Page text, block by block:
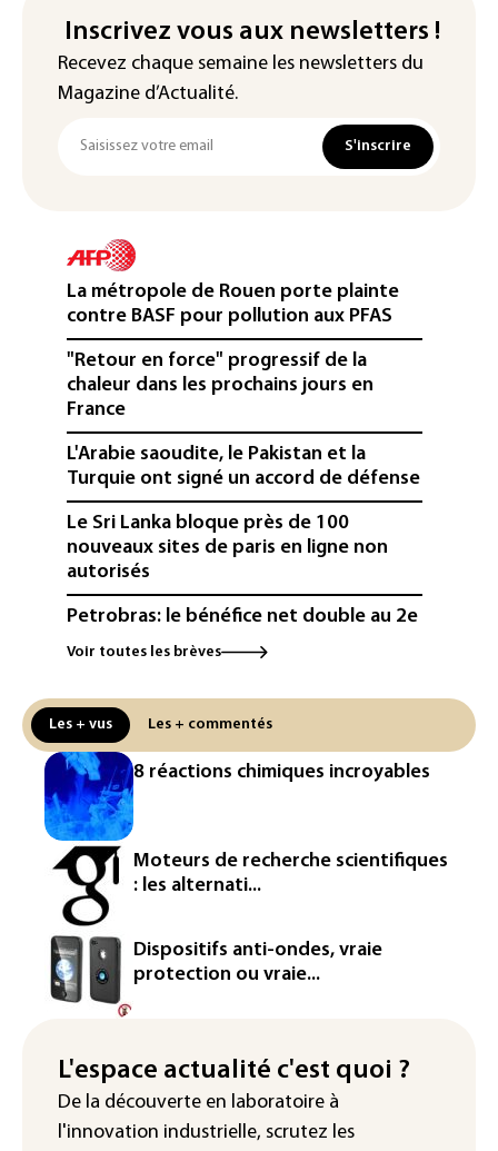
Inscrivez vous aux newsletters !
Recevez chaque semaine les newsletters du
Magazine d’Actualité.
S'inscrire
La métropole de Rouen porte plainte
contre BASF pour pollution aux PFAS
"Retour en force" progressif de la
chaleur dans les prochains jours en
France
L'Arabie saoudite, le Pakistan et la
Turquie ont signé un accord de défense
Le Sri Lanka bloque près de 100
nouveaux sites de paris en ligne non
autorisés
Petrobras: le bénéfice net double au 2e
trimestre 2026, avec la hausse des prix
Mineurs sur les réseaux sociaux: Meta
condamné à verser 567 millions de
dollars supplémentaires au Nouveau-
Mexique
Arabie saoudite, Turquie et Pakistan
vont signer vendredi un accord de
défense (source proche de l'armée)
Réseaux sociaux: une large majorité
d'ados britanniques compte
contourner le couvre-feu (sondage)
Puces et solaire: les Etats-Unis taxent
Les Etats-Unis veulent contrôler la
production d'un composant des
semiconducteurs et panneaux solaires
Voir toutes les brèves
Les + vus Les + commentés
8 réactions chimiques incroyables
Moteurs de recherche scientifiques
: les alternati...
Dispositifs anti-ondes, vraie
protection ou vraie...
L'espace actualité c'est quoi ?
De la découverte en laboratoire à
l'innovation industrielle, scrutez les